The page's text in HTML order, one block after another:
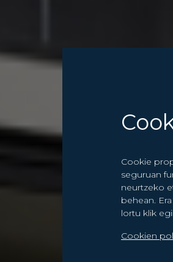
Cookie
seguruan
neurtzeko
behean.
lortu klik
Cookien